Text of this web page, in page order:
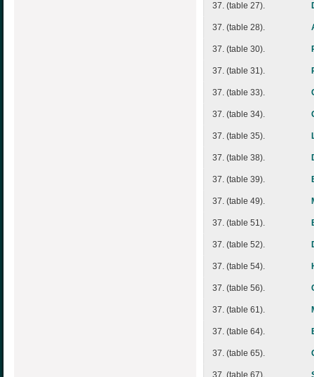
37. (table 27).
37. (table 28).
37. (table 30).
37. (table 31).
37. (table 33).
37. (table 34).
37. (table 35).
37. (table 38).
37. (table 39).
37. (table 49).
37. (table 51).
37. (table 52).
37. (table 54).
37. (table 56).
37. (table 61).
37. (table 64).
37. (table 65).